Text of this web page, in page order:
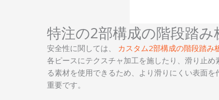
特注の2部構成の階段踏
安全性に関しては、 カスタム2部構成の階段踏み
各ピースにテクスチャ加工を施したり、滑り止
る素材を使用できるため、より滑りにくい表面
重要です。